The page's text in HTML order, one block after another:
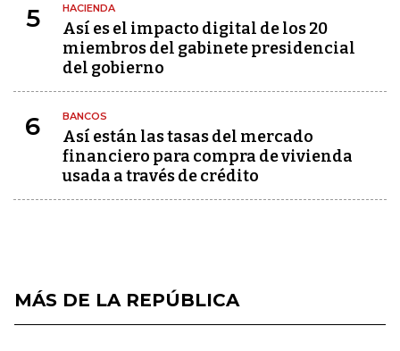
5 HACIENDA
Así es el impacto digital de los 20
miembros del gabinete presidencial
del gobierno
6 BANCOS
Así están las tasas del mercado
financiero para compra de vivienda
usada a través de crédito
MÁS DE LA REPÚBLICA